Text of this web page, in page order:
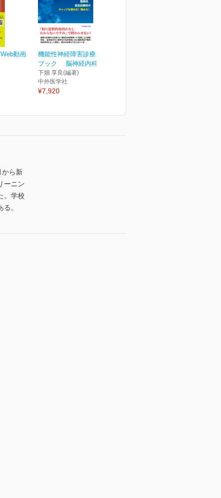
動画
機能性神経障害診療ハンド
ブック 脳神経内科，精...
下畑 享良(編著)
中外医学社
¥7,920
から新
ーニン
。学校
。